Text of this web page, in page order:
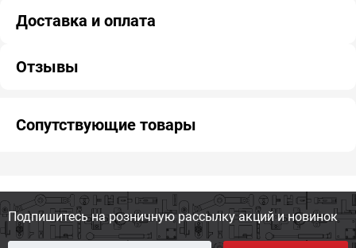
Доставка и оплата
Отзывы
Сопутствующие товары
Подпишитесь на розничную рассылку акций и новинок